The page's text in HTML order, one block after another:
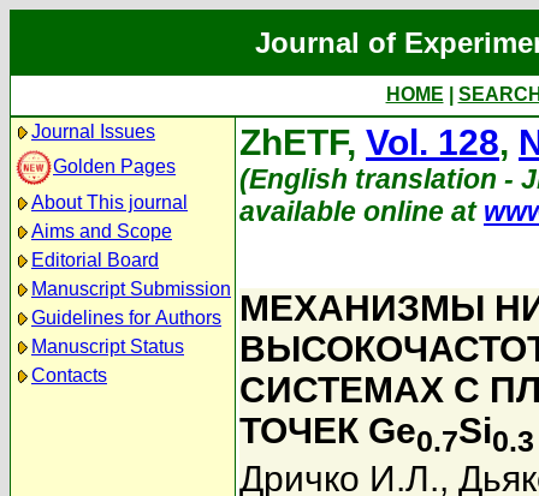
Journal of
HOME
Journal Issues
Golden Pages
About This journal
Aims and Scope
Editorial Board
Manuscript Submission
Guidelines for Authors
Manuscript Status
Contacts
ZhETF, Vol. 128,
(English translation -
available online at
МЕХАНИЗМЫ
СИСТЕМАХ С
ТОЧЕК Ge0.7Si0.3
Дричко И.Л.,